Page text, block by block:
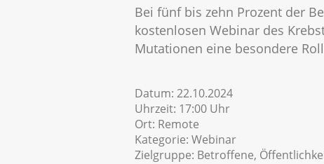
Bei fünf bis zehn Prozent der
kostenlosen Webinar des
Mutationen eine besondere
Datum: 22.10.2024
Uhrzeit: 17:00 Uhr
Ort: Remote
Kategorie: Webinar
Zielgruppe: Betroffene,